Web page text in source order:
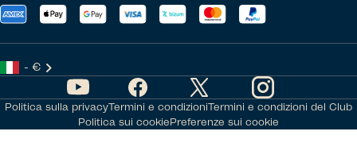
- €
Politica sulla privacyTermini e condizioniTermini e condizioni del Club
Politica sui cookiePreferenze sui cookie